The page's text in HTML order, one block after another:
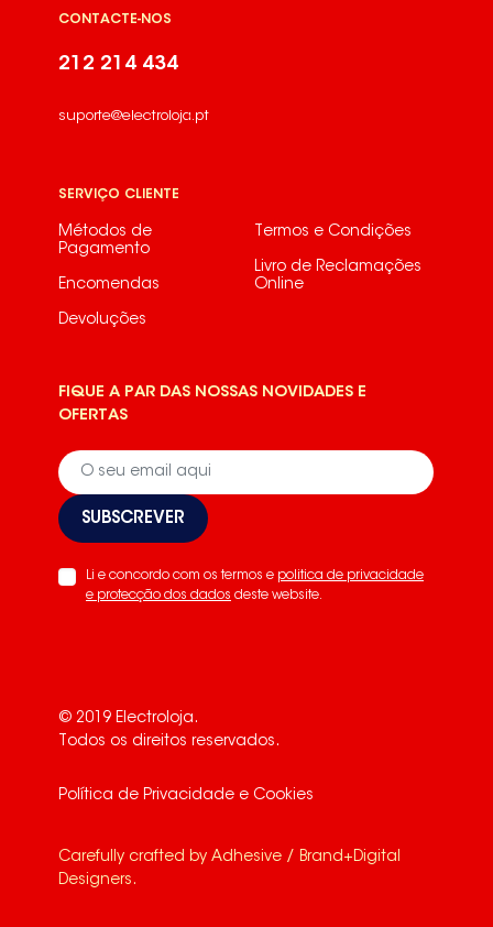
CONTACTE-NOS
212 214 434
suporte@electroloja.pt
SERVIÇO CLIENTE
Métodos de
Pagamento
Encomendas
Devoluções
Termos e Condições
Livro de Reclamações
Online
FIQUE A PAR DAS NOSSAS NOVIDADES E
OFERTAS
SUBSCREVER
Li e concordo com os termos e politica de privacidade
e protecção dos dados deste website.
© 2019 Electroloja.
Todos os direitos reservados.
Política de Privacidade e Cookies
Carefully crafted byAdhesive / Brand+Digital
Designers .